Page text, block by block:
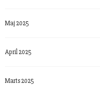
Maj 2025
April 2025
Marts 2025